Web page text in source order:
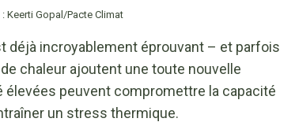
Keerti Gopal/Pacte Climat
déjà incroyablement éprouvant – et parfois
chaleur ajoutent une toute nouvelle
peuvent compromettre la capacité
un stress thermique.